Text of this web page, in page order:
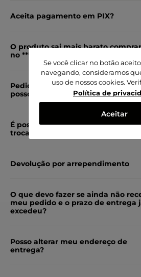
Se você clicar no botão
navegando, consideramos
uso de nossos cookies.
Política de
Aceitar
Aceita pagamento em PIX?
O produto sai mais barato
no ***compre junto***?
Pedido veio com embalagem
posso trocar?
É possível comprar no site e
trocar/retirar em uma loja física?
Devolução por arrependimento
O que devo fazer se ainda não
meu pedido e o prazo de entrega
excedeu?
Posso alterar meu endereço de
entrega?